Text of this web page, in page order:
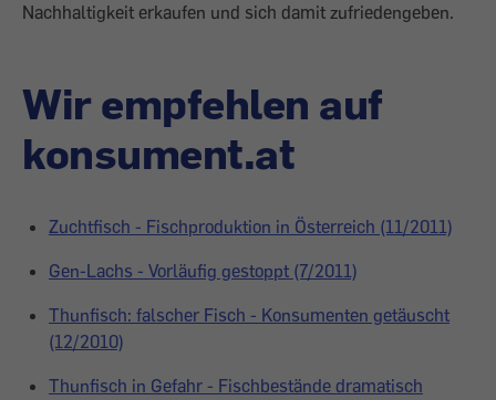
Nachhaltigkeit erkaufen und sich damit zufriedengeben.
Wir empfehlen auf
konsument.at
Zuchtfisch - Fischproduktion in Österreich (11/2011)
Gen-Lachs - Vorläufig gestoppt (7/2011)
Thunfisch: falscher Fisch - Konsumenten getäuscht
(12/2010)
Thunfisch in Gefahr - Fischbestände dramatisch